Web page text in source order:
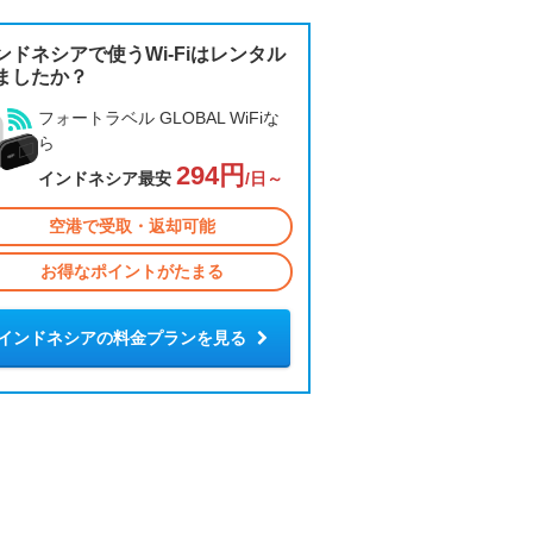
ドネシアで使うWi-Fiはレンタル
したか？
フォートラベル GLOBAL WiFiな
ら
インドネシア最安 294円 /日～
空港で受取・返却可能
お得なポイントがたまる
ンドネシアの料金プランを見る